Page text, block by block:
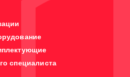
специалиста